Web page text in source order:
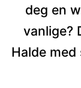
deg en
vanlige?
Halde